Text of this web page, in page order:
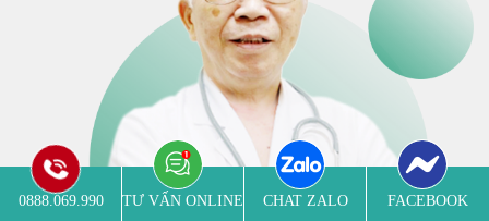
0888.069.990 TƯ VẤN ONLINE CHAT ZALO FACEBOOK